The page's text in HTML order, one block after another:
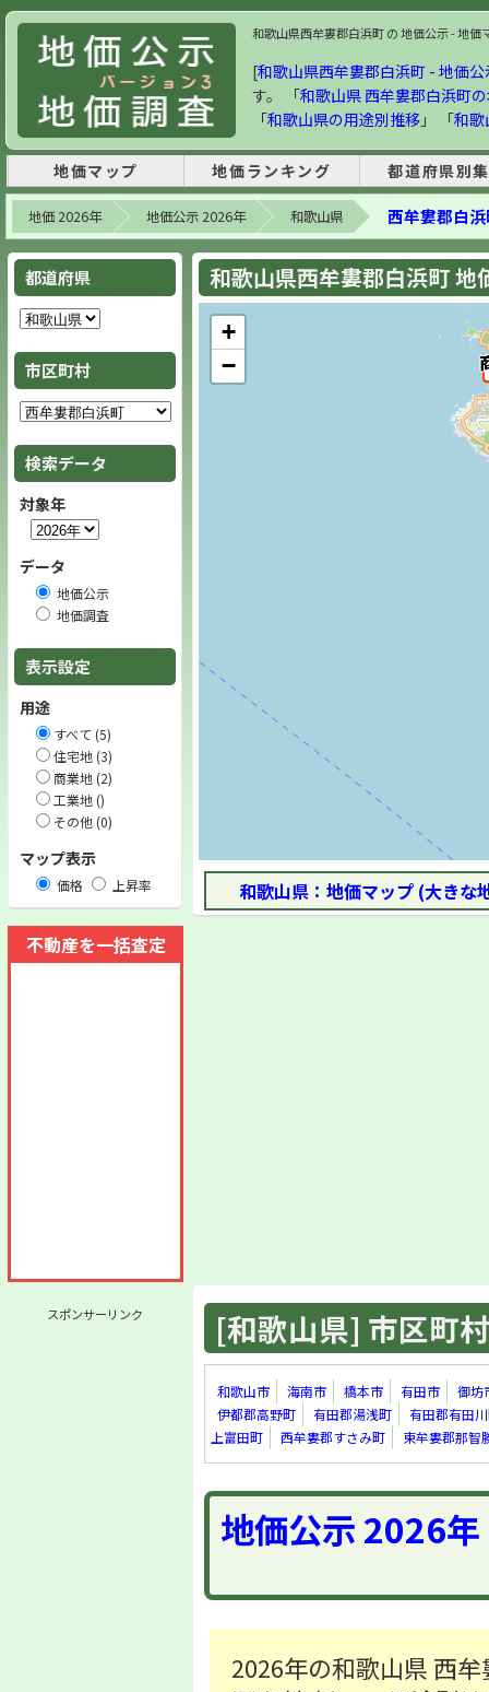
和歌山県西牟婁郡白浜町 の 地価公示 - 地
[和歌山県西牟婁郡白浜町 - 地価
す。 「和歌山県 西牟婁郡白浜町
「和歌山県の用途別推移 」 「和歌
地価マップ 地価ランキング 都道府県別
地価 2026年 地価公示 2026年 和歌山県 西牟婁郡白
都道府県
市区町村
検索データ
対象年
データ
地価公示
地価調査
表示設定
用途
すべて (5)
住宅地 (3)
商業地 (2)
工業地 ()
その他 (0)
マップ表示
価格 上昇率
不動産を一括査定
スポンサーリンク
和歌山県西牟婁郡白浜町
+
−
和歌山県：地価マップ (大きな
[和歌山県] 市区町
和歌山市 海南市 橋本市 有田市
御坊
伊都郡高野町
有田郡湯浅町
有田郡有田
上富田町
西牟婁郡すさみ町 東牟婁郡那智
地価公示 2026
2026年の和歌山県 西